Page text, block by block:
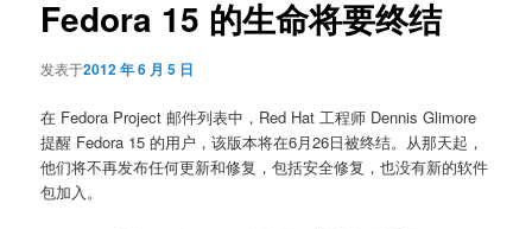
Fedora 15 的生命将要终结
发表于2012 年 6 月 5 日
在 Fedora Project 邮件列表中，Red Hat 工程师 Dennis Glimore
提醒 Fedora 15 的用户，该版本将在6月26日被终结。从那天起，
他们将不再发布任何更新和修复，包括安全修复，也没有新的软件
包加入。